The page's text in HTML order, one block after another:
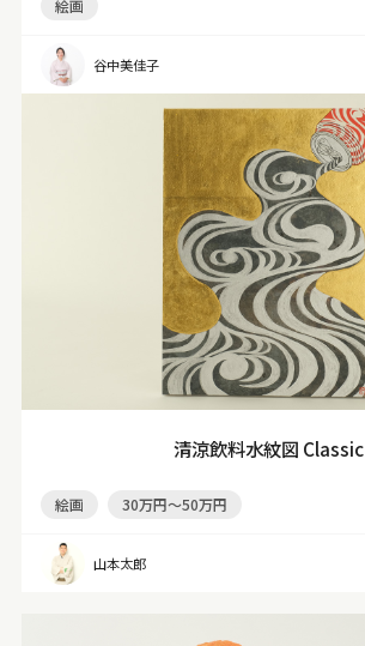
絵画
谷中美佳子
清涼飲料水紋図 Classic
絵画 30万円～50万円
山本太郎